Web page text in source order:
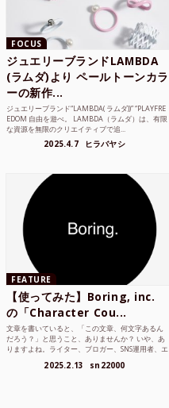
FOCUS
ジュエリーブランドLAMBDA
(ラムダ)より ペールトーンカラ
ーの新作...
ジュエリーブランド“LAMBDA( ラムダ))” “PLAYFRE
EDOM 自由を遊べ。 LAMBDA（ラムダ）は、有限
な資源を無限のクリエイティブで追...
2025.4.7 ヒラバヤシ
FEATURE
【使ってみた】Boring, inc.
の「Character Cou...
文章を書いていると、「この文章、何文字あるん
だろう？」と思うこと、ありませんか？ いや、あ
りますよね。ライター、ブロガー、SNS運用者、エ
2025.2.13 sn22000